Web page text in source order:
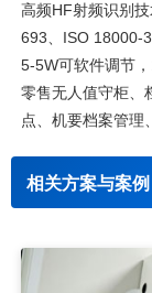
高频HF射频识别
693、ISO 18000-
5-5W可软件调节
零售无人值守柜、
点、机要档案管理
相关方案与案例